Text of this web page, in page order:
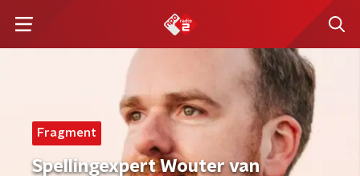
Fragment
Spellingexpert Wouter van